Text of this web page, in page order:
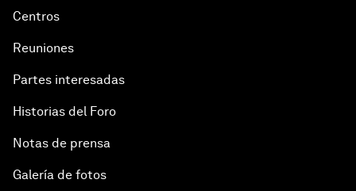
Centros
Reuniones
Partes interesadas
Historias del Foro
Notas de prensa
Galería de fotos